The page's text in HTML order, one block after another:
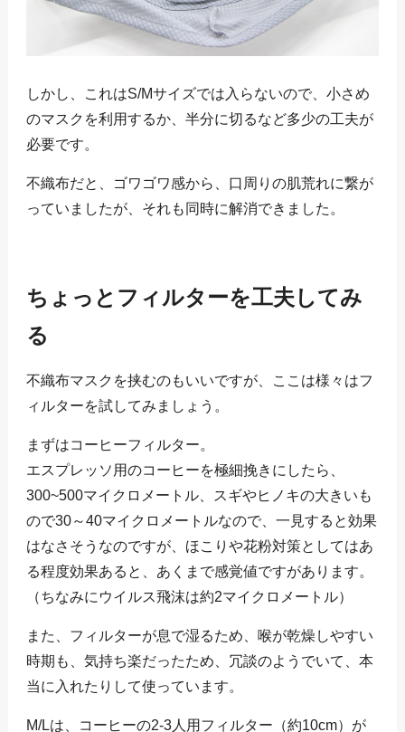
しかし、これはS/Mサイズでは入らないので、小さめ
のマスクを利用するか、半分に切るなど多少の工夫が
必要です。
不織布だと、ゴワゴワ感から、口周りの肌荒れに繋が
っていましたが、それも同時に解消できました。
ちょっとフィルターを工夫してみ
る
不織布マスクを挟むのもいいですが、ここは様々はフ
ィルターを試してみましょう。
まずはコーヒーフィルター。
エスプレッソ用のコーヒーを極細挽きにしたら、
300~500マイクロメートル、スギやヒノキの大きいも
ので30～40マイクロメートルなので、一見すると効果
はなさそうなのですが、ほこりや花粉対策としてはあ
る程度効果あると、あくまで感覚値ですがあります。
（ちなみにウイルス飛沫は約2マイクロメートル）
また、フィルターが息で湿るため、喉が乾燥しやすい
時期も、気持ち楽だったため、冗談のようでいて、本
当に入れたりして使っています。
M/Lは、コーヒーの2-3人用フィルター（約10cm）が